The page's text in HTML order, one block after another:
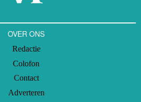
OVER ONS
Redactie
Colofon
Contact
Adverteren